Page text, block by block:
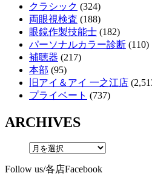
クラシック (324)
両眼視検査 (188)
眼鏡作製技能士 (182)
パーソナルカラー診断 (110)
補聴器 (217)
本部 (95)
旧アイ＆アイ 一之江店
プライベート (737)
ARCHIVES
Follow us/各店Facebook